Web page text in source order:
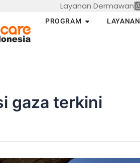
Layanan Dermawan
PROGRAM Open PROGRAM
LAYANAN
gaza terkini